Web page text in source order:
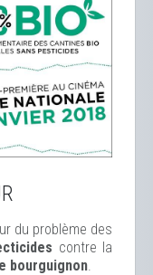
du problème des
contre la
bourguignon.